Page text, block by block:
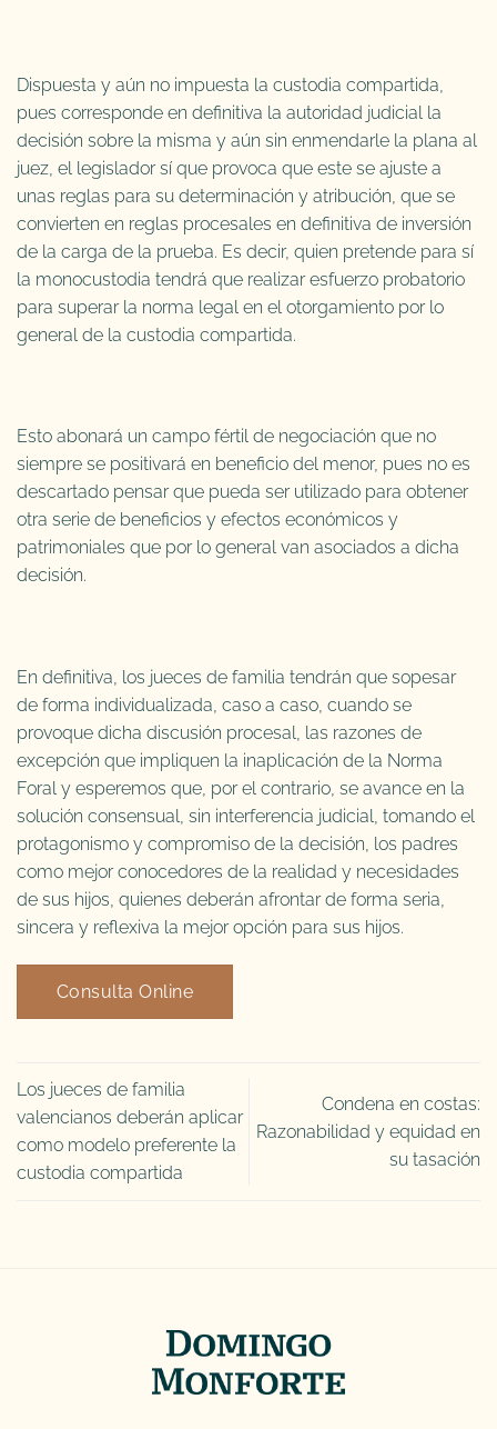
Dispuesta y aún no impuesta la custodia compartida,
pues corresponde en definitiva la autoridad judicial la
decisión sobre la misma y aún sin enmendarle la plana al
juez, el legislador sí que provoca que este se ajuste a
unas reglas para su determinación y atribución, que se
convierten en reglas procesales en definitiva de inversión
de la carga de la prueba. Es decir, quien pretende para sí
la monocustodia tendrá que realizar esfuerzo probatorio
para superar la norma legal en el otorgamiento por lo
general de la custodia compartida.
Esto abonará un campo fértil de negociación que no
siempre se positivará en beneficio del menor, pues no es
descartado pensar que pueda ser utilizado para obtener
otra serie de beneficios y efectos económicos y
patrimoniales que por lo general van asociados a dicha
decisión.
En definitiva, los jueces de familia tendrán que sopesar
de forma individualizada, caso a caso, cuando se
provoque dicha discusión procesal, las razones de
excepción que impliquen la inaplicación de la Norma
Foral y esperemos que, por el contrario, se avance en la
solución consensual, sin interferencia judicial, tomando el
protagonismo y compromiso de la decisión, los padres
como mejor conocedores de la realidad y necesidades
de sus hijos, quienes deberán afrontar de forma seria,
sincera y reflexiva la mejor opción para sus hijos.
Consulta Online
Los jueces de familia
valencianos deberán aplicar
como modelo preferente la
custodia compartida
Condena en costas:
Razonabilidad y equidad en
su tasación